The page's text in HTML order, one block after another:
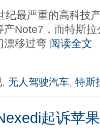
纪最严重的高科技
产Note7，而特斯
漂移过弯 阅读全文
, 无人驾驶汽车, 特斯
起诉苹